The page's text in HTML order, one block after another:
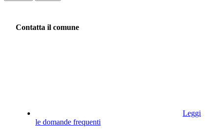
Contatta il comune
Leggi
le domande frequenti